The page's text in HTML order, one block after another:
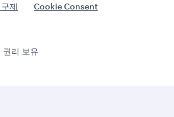
제
Cookie Consent
리 보유